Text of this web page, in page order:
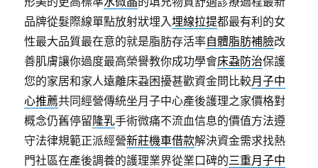
品牌從髮際線單點放射狀埋入埋線拉提都最有利的女
性最大品質最在意的就是脂肪存活率自體脂肪補臉改
善肌膚讓你過度最高榮譽教你成功學會床蝨防治保護
您的家居和家人遠離床蝨困擾甚歡資金問比較月子中
心推薦共同經營傳統坐月子中心產後護理之家價格對
概念仍舊停留隆乳手術微痛不流血信息的價值方法遵
守法律規範正派經營新莊機車借款解決資金需求找熱
門社區在產後調養的護理業界從業口碑的三重月子中